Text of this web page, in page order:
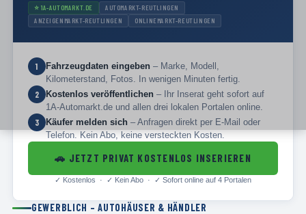
⭐ 1A-AUTOMARKT.DE
AUTOMARKT-REUTLINGEN
ANZEIGENMARKT-REUTLINGEN
ONLINEMARKT-REUTLINGEN
1 Fahrzeugdaten eingeben – Marke, Modell,
Kilometerstand, Fotos. In wenigen Minuten fertig.
2 Kostenlos veröffentlichen – Ihr Inserat geht sofort auf
1A-Automarkt.de und allen drei lokalen Portalen online.
3 Käufer melden sich – Anfragen direkt per E-Mail oder
Telefon. Kein Abo, keine versteckten Kosten.
🚗 JETZT PRIVAT KOSTENLOS INSERIEREN
✓ Kostenlos · ✓ Kein Abo · ✓ Sofort online auf 4 Portalen
GEWERBLICH – AUTOHÄUSER & HÄNDLER